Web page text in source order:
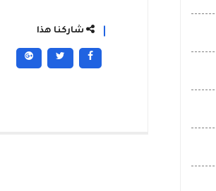
شاركنا هذا